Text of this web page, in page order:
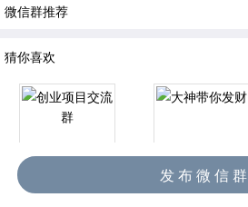
微信群推荐
猜你喜欢
创业项目交流群 大神带你发财
发 布 微 信 群